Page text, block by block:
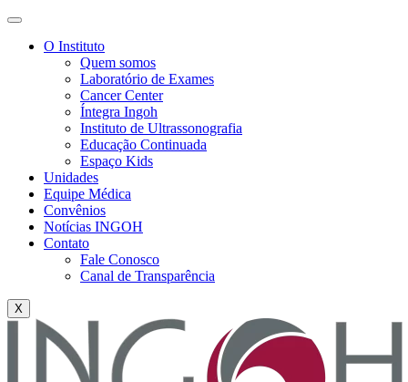
O Instituto
Quem somos
Laboratório de Exames
Cancer Center
Íntegra Ingoh
Instituto de Ultrassonografia
Educação Continuada
Espaço Kids
Unidades
Equipe Médica
Convênios
Notícias INGOH
Contato
Fale Conosco
Canal de Transparência
X